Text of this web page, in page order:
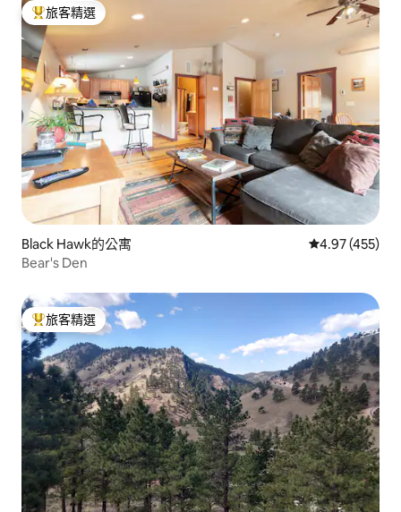
旅客精選榜首
旅客精選
Black Hawk的公寓 從 455 則評價
4.97 (455)
Bear's Den
旅客精選榜首
旅客精選